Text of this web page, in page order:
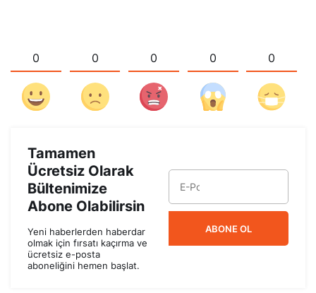
0 0 0 0 0
Tamamen
Ücretsiz Olarak
Bültenimize
Abone Olabilirsin
Yeni haberlerden haberdar
olmak için fırsatı kaçırma ve
ücretsiz e-posta
aboneliğini hemen başlat.
ABONE OL